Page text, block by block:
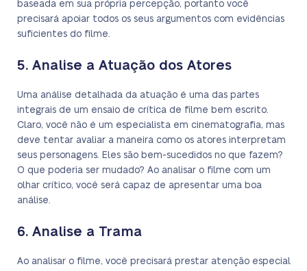
baseada em sua própria percepção, portanto você
precisará apoiar todos os seus argumentos com evidências
suficientes do filme.
5. Analise a Atuação dos Atores
Uma análise detalhada da atuação é uma das partes
integrais de um ensaio de crítica de filme bem escrito.
Claro, você não é um especialista em cinematografia, mas
deve tentar avaliar a maneira como os atores interpretam
seus personagens. Eles são bem-sucedidos no que fazem?
O que poderia ser mudado? Ao analisar o filme com um
olhar crítico, você será capaz de apresentar uma boa
análise.
6. Analise a Trama
Ao analisar o filme, você precisará prestar atenção especial